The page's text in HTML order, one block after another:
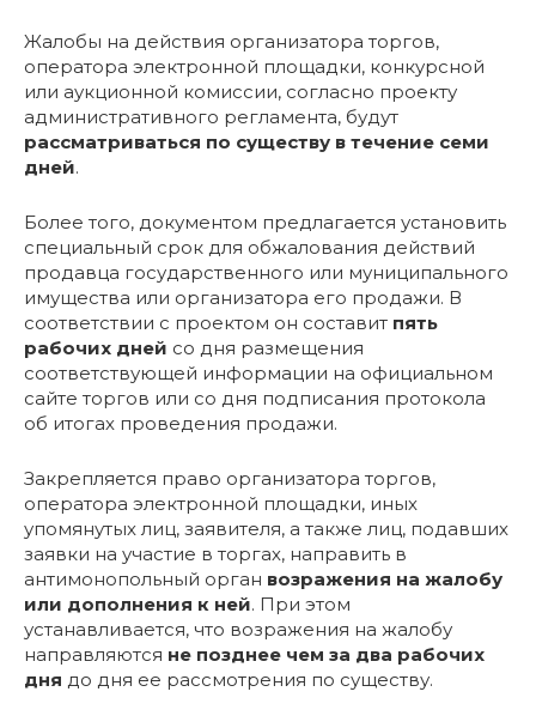
Жалобы на действия организатора торгов,
оператора электронной площадки, конкурсной
или аукционной комиссии, согласно проекту
административного регламента, будут
рассматриваться по существу в течение семи
дней.
Более того, документом предлагается установить
специальный срок для обжалования действий
продавца государственного или муниципального
имущества или организатора его продажи. В
соответствии с проектом он составит пять
рабочих дней со дня размещения
соответствующей информации на официальном
сайте торгов или со дня подписания протокола
об итогах проведения продажи.
Закрепляется право организатора торгов,
оператора электронной площадки, иных
упомянутых лиц, заявителя, а также лиц, подавших
заявки на участие в торгах, направить в
антимонопольный орган возражения на жалобу
или дополнения к ней. При этом
устанавливается, что возражения на жалобу
направляются не позднее чем за два рабочих
дня до дня ее рассмотрения по существу.